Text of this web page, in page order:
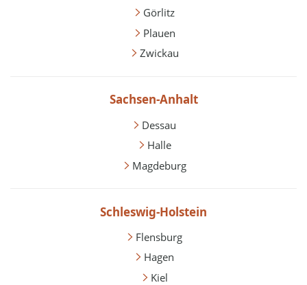
Görlitz
Plauen
Zwickau
Sachsen-Anhalt
Dessau
Halle
Magdeburg
Schleswig-Holstein
Flensburg
Hagen
Kiel